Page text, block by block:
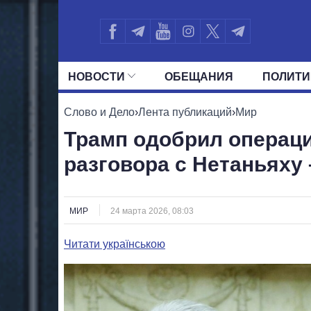
НОВОСТИ ОБЕЩАНИЯ
ВСЕ ПОЛИТИКИ ПРЕЗИДЕНТ И
Слово и Дело›Лента публикаций›Мир
Трамп одобрил
разговора с Нетаньяху
МИР 24 марта 2026, 08:03
Читати українською